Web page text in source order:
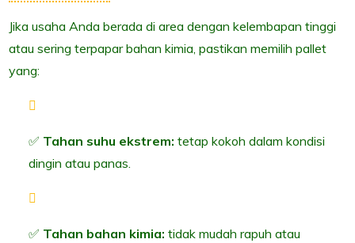
Jika usaha Anda berada di area dengan kelembapan tinggi
atau sering terpapar bahan kimia, pastikan memilih pallet
yang:
✅ Tahan suhu ekstrem: tetap kokoh dalam kondisi
dingin atau panas.
✅ Tahan bahan kimia: tidak mudah rapuh atau